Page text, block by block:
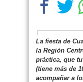
La fiesta de
la Región
práctica, que
(tiene más de
acompañar a